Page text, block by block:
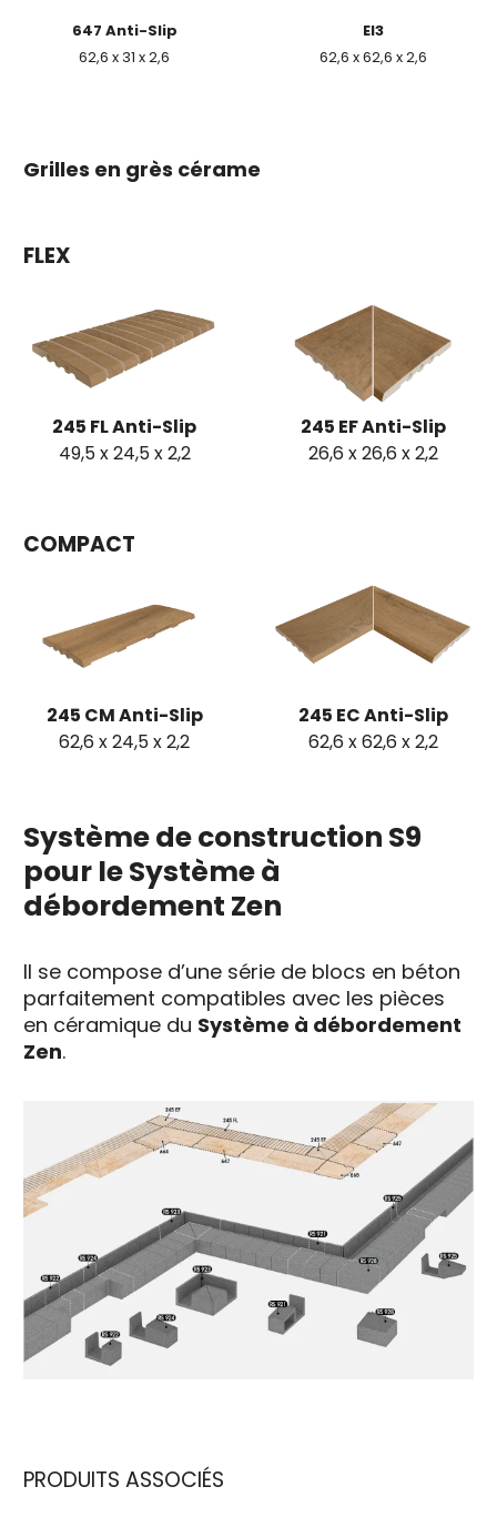
647 Anti-Slip
62,6 x 31 x 2,6
EI3
62,6 x 62,6 x 2,6
Grilles en grès cérame
FLEX
245 FL Anti-Slip
49,5 x 24,5 x 2,2
245 EF Anti-Slip
26,6 x 26,6 x 2,2
COMPACT
245 CM Anti-Slip
62,6 x 24,5 x 2,2
245 EC Anti-Slip
62,6 x 62,6 x 2,2
Système de construction S9
pour le Système à
débordement Zen
Il se compose d’une série de blocs en béton
parfaitement compatibles avec les pièces
en céramique du Système à débordement
Zen.
PRODUITS ASSOCIÉS